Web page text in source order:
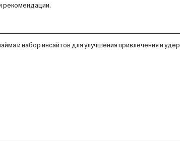
рекомендации.
и набор инсайтов для улучшения привлечения и